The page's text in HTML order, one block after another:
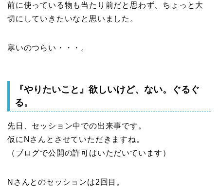
前に使っている物も当たり前だと思わず、ちょっと大
切にしていきたいなと思いました。
寒いのつらい・・・。
『やりたいこと』欲しいけど、ない。ぐるぐ
る。
先日、セッション中での出来事です。
仮にNさんとさせていただきますね。
（ブログで公開の許可はいただいています）
Nさんとのセッションは2回目。